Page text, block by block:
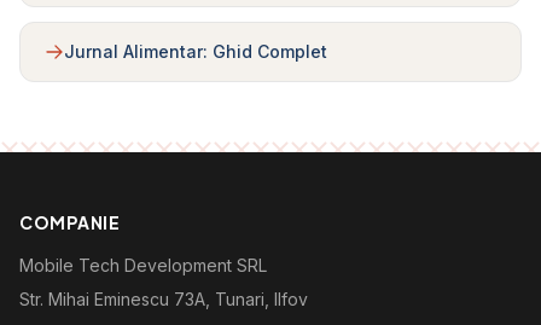
Jurnal Alimentar: Ghid Complet
COMPANIE
Mobile Tech Development SRL
Str. Mihai Eminescu 73A, Tunari, Ilfov